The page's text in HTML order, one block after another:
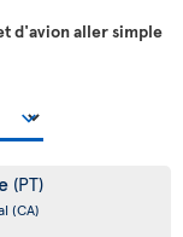
d'avion aller simple
(PT)
(CA)